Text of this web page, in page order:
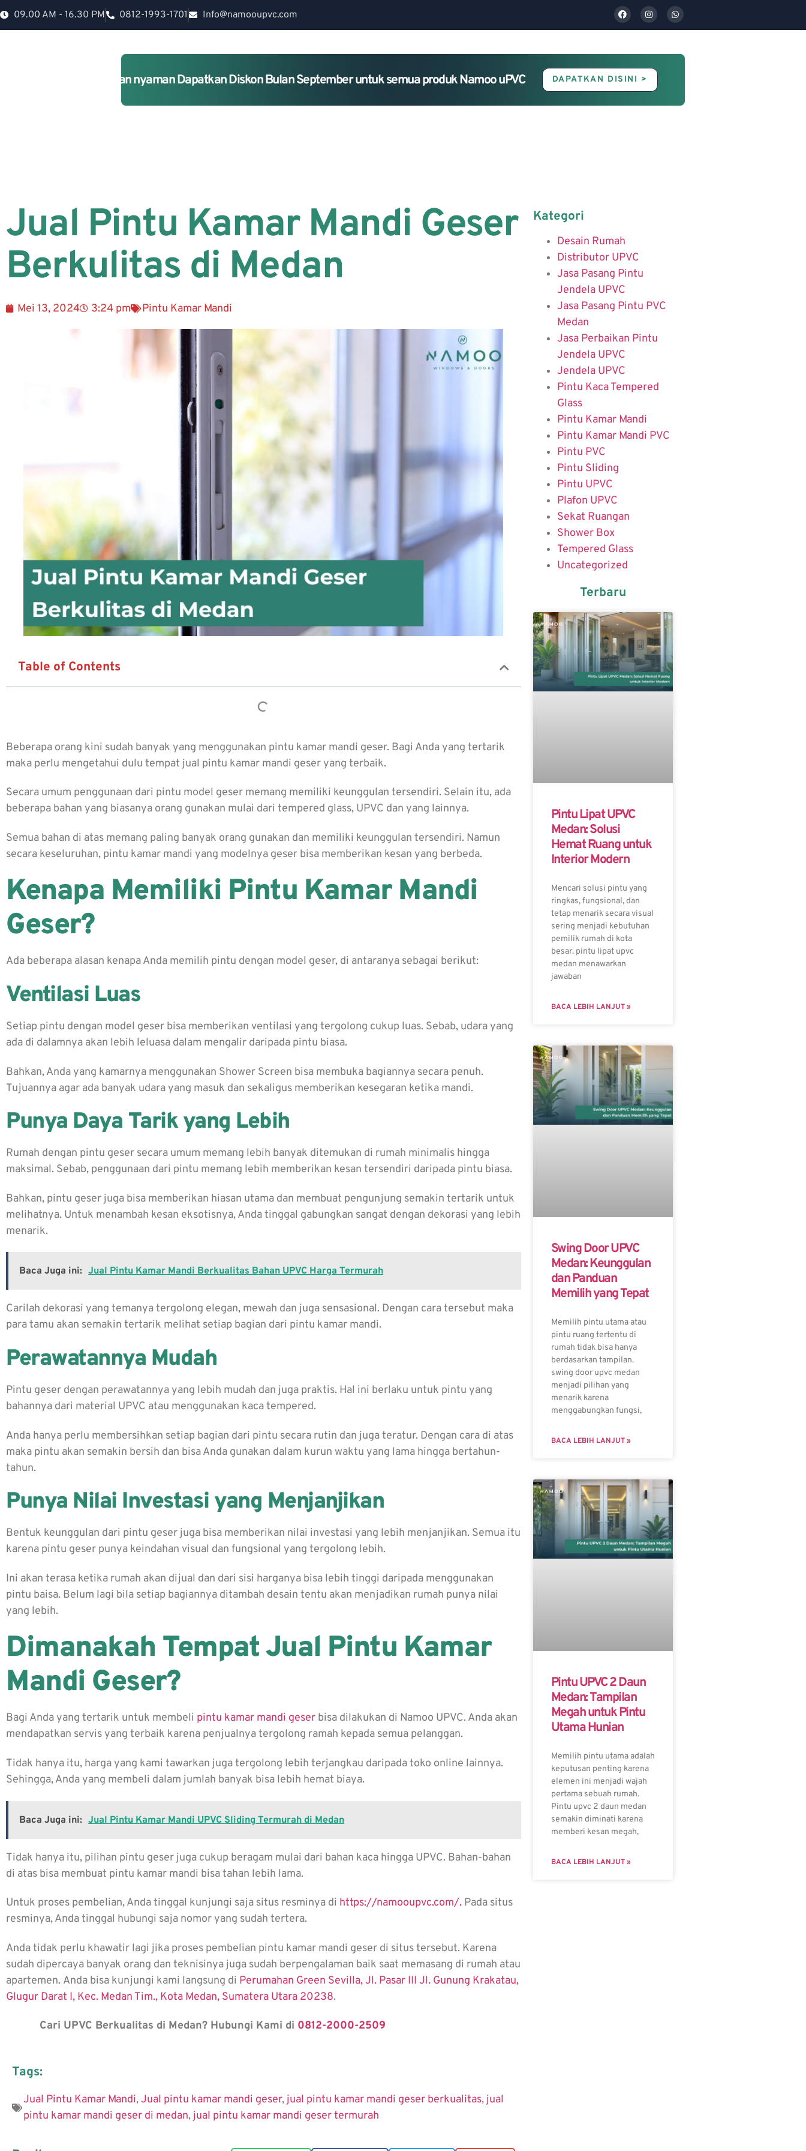
09.00 AM - 16.30 PM 0812-1993-1701 Info@namooupvc.com
Rumah lebih Aman dan nyaman Dapatkan Diskon Bulan September untuk semua produk Namoo uPVC DAPATKAN DISINI >
Jual Pintu Kamar Mandi Geser
Berkulitas di Medan
Mei 13, 2024 3:24 pm Pintu Kamar Mandi
Table of Contents
Beberapa orang kini sudah banyak yang menggunakan pintu kamar mandi geser. Bagi Anda yang tertarik
maka perlu mengetahui dulu tempat jual pintu kamar mandi geser yang terbaik.
Secara umum penggunaan dari pintu model geser memang memiliki keunggulan tersendiri. Selain itu, ada
beberapa bahan yang biasanya orang gunakan mulai dari tempered glass, UPVC dan yang lainnya.
Semua bahan di atas memang paling banyak orang gunakan dan memiliki keunggulan tersendiri. Namun
secara keseluruhan, pintu kamar mandi yang modelnya geser bisa memberikan kesan yang berbeda.
Kenapa Memiliki Pintu Kamar Mandi
Geser?
Ada beberapa alasan kenapa Anda memilih pintu dengan model geser, di antaranya sebagai berikut:
Ventilasi Luas
Setiap pintu dengan model geser bisa memberikan ventilasi yang tergolong cukup luas. Sebab, udara yang
ada di dalamnya akan lebih leluasa dalam mengalir daripada pintu biasa.
Bahkan, Anda yang kamarnya menggunakan Shower Screen bisa membuka bagiannya secara penuh.
Tujuannya agar ada banyak udara yang masuk dan sekaligus memberikan kesegaran ketika mandi.
Punya Daya Tarik yang Lebih
Rumah dengan pintu geser secara umum memang lebih banyak ditemukan di rumah minimalis hingga
maksimal. Sebab, penggunaan dari pintu memang lebih memberikan kesan tersendiri daripada pintu biasa.
Bahkan, pintu geser juga bisa memberikan hiasan utama dan membuat pengunjung semakin tertarik untuk
melihatnya. Untuk menambah kesan eksotisnya, Anda tinggal gabungkan sangat dengan dekorasi yang lebih
menarik.
Baca Juga ini: Jual Pintu Kamar Mandi Berkualitas Bahan UPVC Harga Termurah
Carilah dekorasi yang temanya tergolong elegan, mewah dan juga sensasional. Dengan cara tersebut maka
para tamu akan semakin tertarik melihat setiap bagian dari pintu kamar mandi.
Perawatannya Mudah
Pintu geser dengan perawatannya yang lebih mudah dan juga praktis. Hal ini berlaku untuk pintu yang
bahannya dari material UPVC atau menggunakan kaca tempered.
Anda hanya perlu membersihkan setiap bagian dari pintu secara rutin dan juga teratur. Dengan cara di atas
maka pintu akan semakin bersih dan bisa Anda gunakan dalam kurun waktu yang lama hingga bertahun-
tahun.
Punya Nilai Investasi yang Menjanjikan
Bentuk keunggulan dari pintu geser juga bisa memberikan nilai investasi yang lebih menjanjikan. Semua itu
karena pintu geser punya keindahan visual dan fungsional yang tergolong lebih.
Ini akan terasa ketika rumah akan dijual dan dari sisi harganya bisa lebih tinggi daripada menggunakan
pintu baisa. Belum lagi bila setiap bagiannya ditambah desain tentu akan menjadikan rumah punya nilai
yang lebih.
Dimanakah Tempat Jual Pintu Kamar
Mandi Geser?
Bagi Anda yang tertarik untuk membeli pintu kamar mandi geser bisa dilakukan di Namoo UPVC. Anda akan
mendapatkan servis yang terbaik karena penjualnya tergolong ramah kepada semua pelanggan.
Tidak hanya itu, harga yang kami tawarkan juga tergolong lebih terjangkau daripada toko online lainnya.
Sehingga, Anda yang membeli dalam jumlah banyak bisa lebih hemat biaya.
Baca Juga ini: Jual Pintu Kamar Mandi UPVC Sliding Termurah di Medan
Tidak hanya itu, pilihan pintu geser juga cukup beragam mulai dari bahan kaca hingga UPVC. Bahan-bahan
di atas bisa membuat pintu kamar mandi bisa tahan lebih lama.
Untuk proses pembelian, Anda tinggal kunjungi saja situs resminya di https://namooupvc.com/. Pada situs
resminya, Anda tinggal hubungi saja nomor yang sudah tertera.
Anda tidak perlu khawatir lagi jika proses pembelian pintu kamar mandi geser di situs tersebut. Karena
sudah dipercaya banyak orang dan teknisinya juga sudah berpengalaman baik saat memasang di rumah atau
apartemen. Anda bisa kunjungi kami langsung di Perumahan Green Sevilla, Jl. Pasar III Jl. Gunung Krakatau,
Glugur Darat I, Kec. Medan Tim., Kota Medan, Sumatera Utara 20238.
Cari UPVC Berkualitas di Medan? Hubungi Kami di 0812-2000-2509
Tags:
Jual Pintu Kamar Mandi,Jual pintu kamar mandi geser, jual pintu kamar mandi geser berkualitas, jual
pintu kamar mandi geser di medan, jual pintu kamar mandi geser termurah
Kategori
Desain Rumah
Distributor UPVC
Jasa Pasang Pintu
Jendela UPVC
Jasa Pasang Pintu PVC
Medan
Jasa Perbaikan Pintu
Jendela UPVC
Jendela UPVC
Pintu Kaca Tempered
Glass
Pintu Kamar Mandi
Pintu Kamar Mandi PVC
Pintu PVC
Pintu Sliding
Pintu UPVC
Plafon UPVC
Sekat Ruangan
Shower Box
Tempered Glass
Uncategorized
Terbaru
Pintu Lipat UPVC
Medan: Solusi
Hemat Ruang untuk
Interior Modern
Mencari solusi pintu yang
ringkas, fungsional, dan
tetap menarik secara visual
sering menjadi kebutuhan
pemilik rumah di kota
besar. pintu lipat upvc
medan menawarkan
jawaban
BACA LEBIH LANJUT »
Swing Door UPVC
Medan: Keunggulan
dan Panduan
Memilih yang Tepat
Memilih pintu utama atau
pintu ruang tertentu di
rumah tidak bisa hanya
berdasarkan tampilan.
swing door upvc medan
menjadi pilihan yang
menarik karena
menggabungkan fungsi,
BACA LEBIH LANJUT »
Pintu UPVC 2 Daun
Medan: Tampilan
Megah untuk Pintu
Utama Hunian
Memilih pintu utama adalah
keputusan penting karena
elemen ini menjadi wajah
pertama sebuah rumah.
Pintu upvc 2 daun medan
semakin diminati karena
memberi kesan megah,
BACA LEBIH LANJUT »